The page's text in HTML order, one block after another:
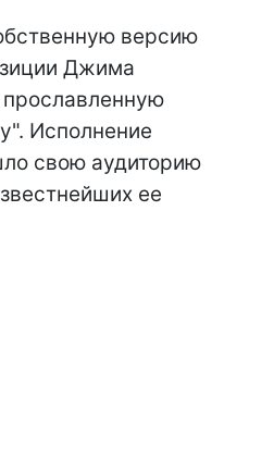
версию
Джима
Исполнение
свою аудиторию
ее